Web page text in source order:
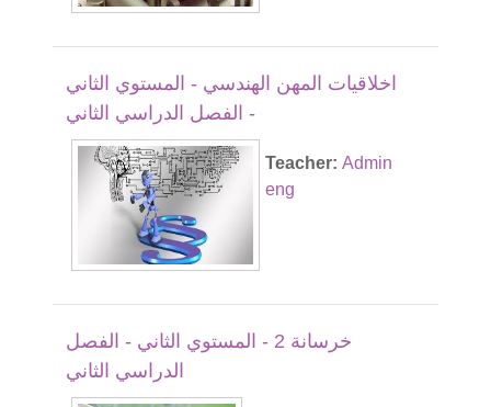
اخلاقيات المهن الهندسي - المستوي الثاني
- الفصل الدراسي الثاني
Teacher: Admin
eng
خرسانة 2 - المستوي الثاني - الفصل
الدراسي الثاني